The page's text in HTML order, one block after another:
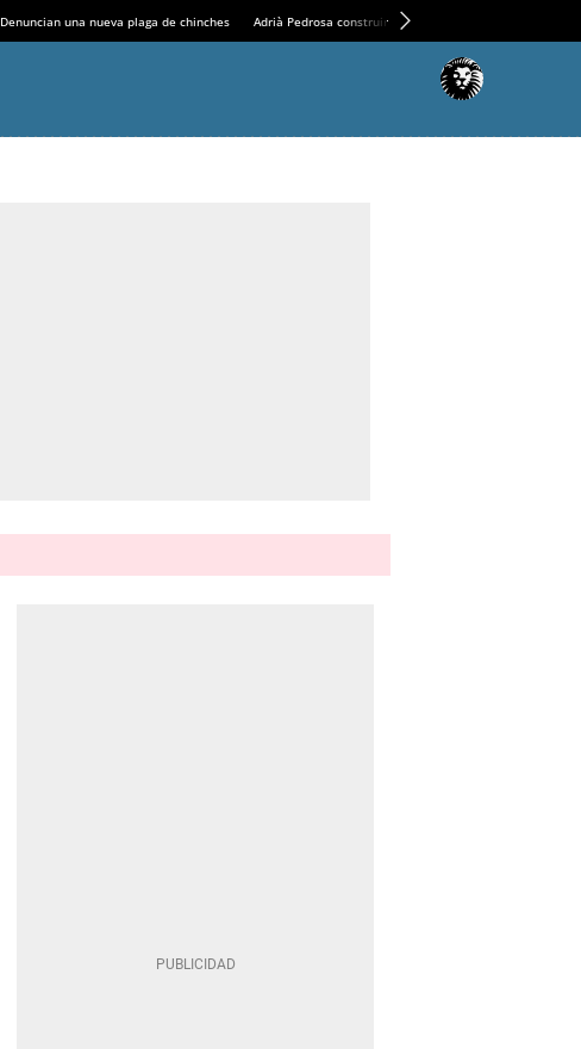
Denuncian una nueva plaga de chinches Adrià Pedrosa construirá la nueva residencia en el